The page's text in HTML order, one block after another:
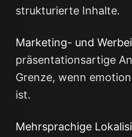
strukturierte Inhalte.
Marketing- und
präsentationsartige
Grenze, wenn
ist.
Mehrsprachige